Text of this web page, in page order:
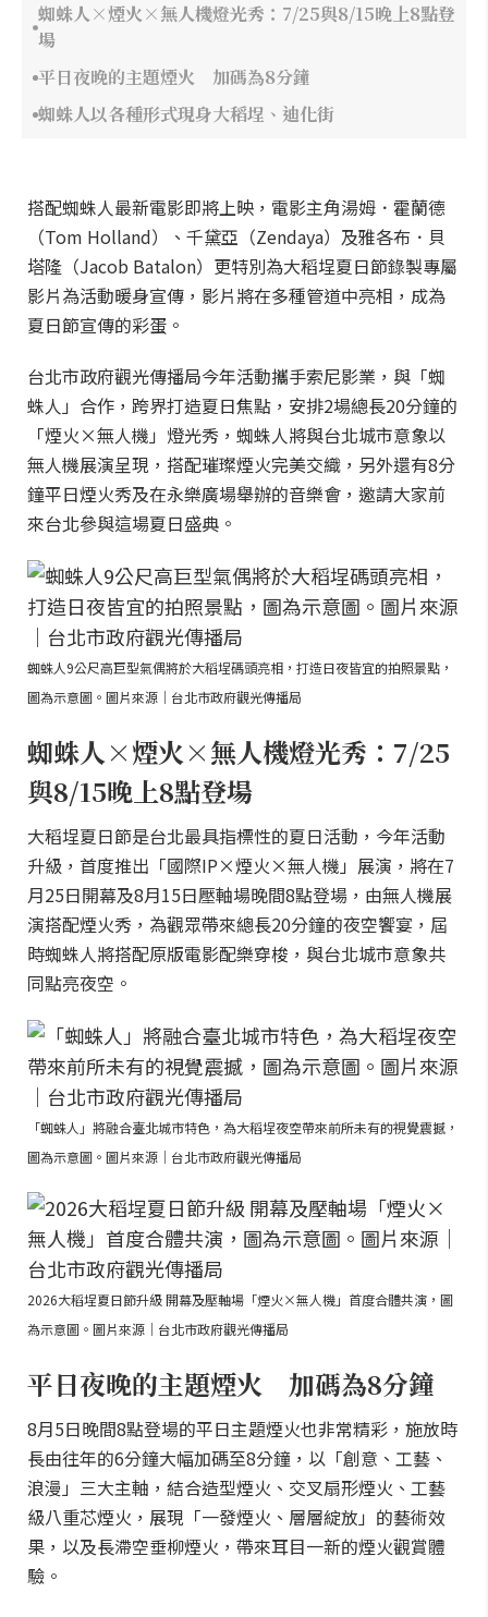
蜘蛛人×煙火×無人機燈光秀：7/25與8/15晚上8點登
場
平日夜晚的主題煙火 加碼為8分鐘
蜘蛛人以各種形式現身大稻埕、迪化街
搭配蜘蛛人最新電影即將上映，電影主角湯姆．霍蘭德
（Tom Holland）、千黛亞（Zendaya）及雅各布．貝
塔隆（Jacob Batalon）更特別為大稻埕夏日節錄製專屬
影片為活動暖身宣傳，影片將在多種管道中亮相，成為
夏日節宣傳的彩蛋。
台北市政府觀光傳播局今年活動攜手索尼影業，與「蜘
蛛人」合作，跨界打造夏日焦點，安排2場總長20分鐘的
「煙火×無人機」燈光秀，蜘蛛人將與台北城市意象以
無人機展演呈現，搭配璀璨煙火完美交織，另外還有8分
鐘平日煙火秀及在永樂廣場舉辦的音樂會，邀請大家前
來台北參與這場夏日盛典。
蜘蛛人9公尺高巨型氣偶將於大稻埕碼頭亮相，打造日夜皆宜的拍照景點，
圖為示意圖。圖片來源｜台北市政府觀光傳播局
蜘蛛人×煙火×無人機燈光秀：7/25
與8/15晚上8點登場
大稻埕夏日節是台北最具指標性的夏日活動，今年活動
升級，首度推出「國際IP×煙火×無人機」展演，將在7
月25日開幕及8月15日壓軸場晚間8點登場，由無人機展
演搭配煙火秀，為觀眾帶來總長20分鐘的夜空饗宴，屆
時蜘蛛人將搭配原版電影配樂穿梭，與台北城市意象共
同點亮夜空。
「蜘蛛人」將融合臺北城市特色，為大稻埕夜空帶來前所未有的視覺震撼，
圖為示意圖。圖片來源｜台北市政府觀光傳播局
2026大稻埕夏日節升級 開幕及壓軸場「煙火×無人機」首度合體共演，圖
為示意圖。圖片來源｜台北市政府觀光傳播局
平日夜晚的主題煙火 加碼為8分鐘
8月5日晚間8點登場的平日主題煙火也非常精彩，施放時
長由往年的6分鐘大幅加碼至8分鐘，以「創意、工藝、
浪漫」三大主軸，結合造型煙火、交叉扇形煙火、工藝
級八重芯煙火，展現「一發煙火、層層綻放」的藝術效
果，以及長滯空垂柳煙火，帶來耳目一新的煙火觀賞體
驗。